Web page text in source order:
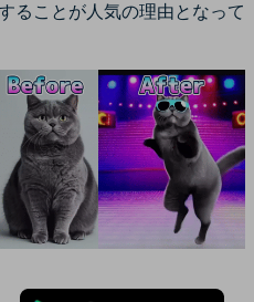
ることが人気の理由となって